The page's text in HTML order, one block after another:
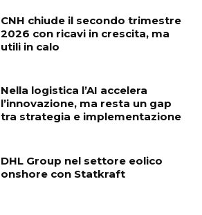
CNH chiude il secondo trimestre
2026 con ricavi in crescita, ma
utili in calo
Nella logistica l’AI accelera
l’innovazione, ma resta un gap
tra strategia e implementazione
DHL Group nel settore eolico
onshore con Statkraft